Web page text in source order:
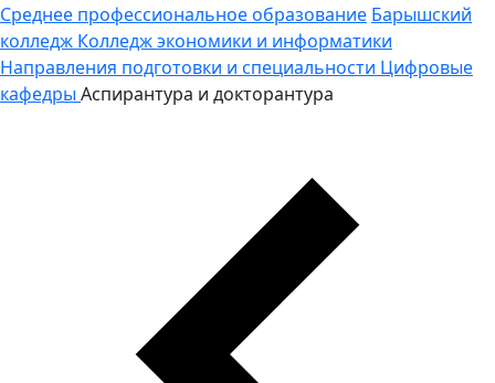
Среднее профессиональное образование Барышский
колледж Колледж экономики и информатики
Направления подготовки и специальности Цифровые
кафедры Аспирантура и докторантура